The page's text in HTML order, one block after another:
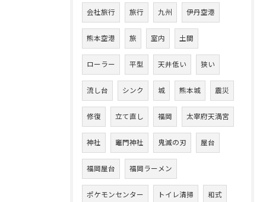
会社旅行 旅行 九州 伊丹空港
熊本空港 旅 室内 土間
ローラー 平型 天井低い 狭い
流し台 シンク 城 熊本城 震災
修復 立て直し 福岡 太宰府天満宮
神社 竈門神社 鬼滅の刃 屋台
福岡屋台 福岡ラーメン
ポケモンセンター トイレ清掃 和式